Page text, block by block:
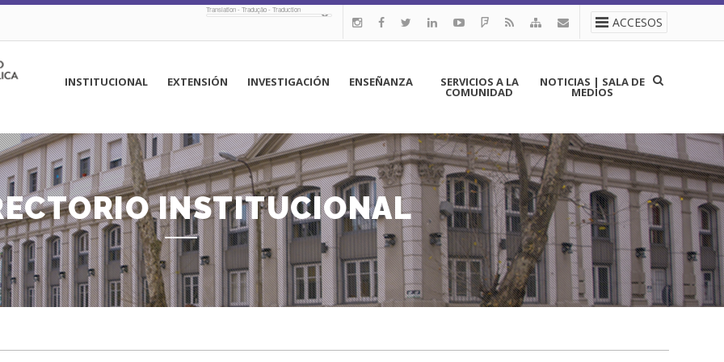
ACCESOS
Translation - Tradução - Traduction
principal
INSTITUCIONAL EXTENSIÓN INVESTIGACIÓN ENSEÑANZA SERVICIOS A LA
COMUNIDAD
NOTICIAS | SALA DE
MEDIOS
INSTITUCIONAL